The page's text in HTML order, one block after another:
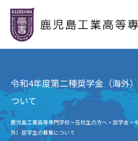
令和4年度第二種奨学金（海外
ついて
鹿児島工業高等専門学校>在校生の方へ >奨学金>
外）奨学生の募集について